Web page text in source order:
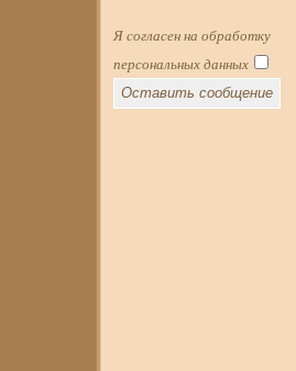
Я согласен на обработку
персональных данных